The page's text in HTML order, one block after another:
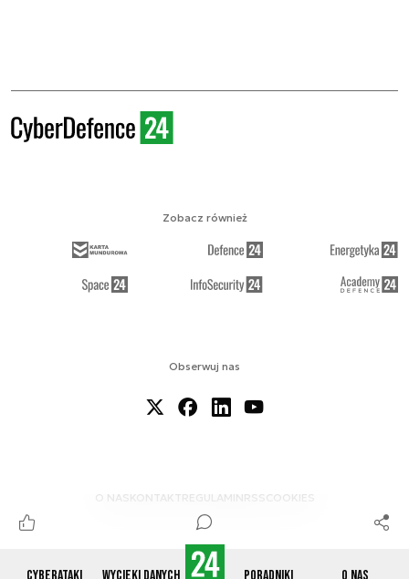
Obserwuj nas
O NAS KONTAKTREGULAMINRSS COOKIES
Zobacz również